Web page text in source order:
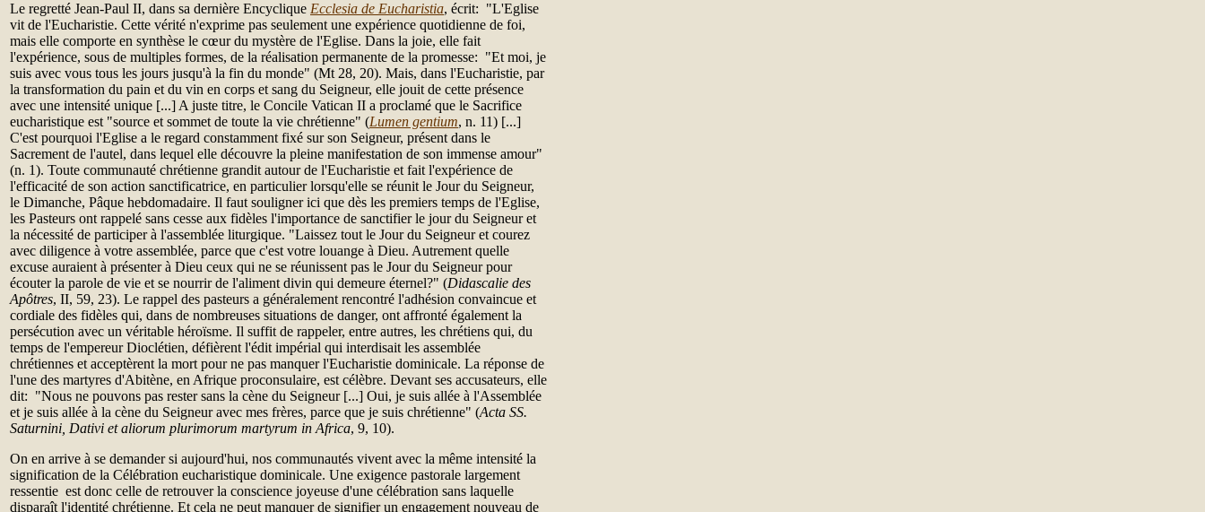
Le regretté Jean-Paul II, dans sa dernière Encyclique Ecclesia de Eucharistia, écrit: "L'Eglise
vit de l'Eucharistie. Cette vérité n'exprime pas seulement une expérience quotidienne de foi,
mais elle comporte en synthèse le cœur du mystère de l'Eglise. Dans la joie, elle fait
l'expérience, sous de multiples formes, de la réalisation permanente de la promesse: "Et moi, je
suis avec vous tous les jours jusqu'à la fin du monde" (Mt 28, 20). Mais, dans l'Eucharistie, par
la transformation du pain et du vin en corps et sang du Seigneur, elle jouit de cette présence
avec une intensité unique [...] A juste titre, le Concile Vatican II a proclamé que le Sacrifice
eucharistique est "source et sommet de toute la vie chrétienne" (Lumen gentium, n. 11) [...]
C'est pourquoi l'Eglise a le regard constamment fixé sur son Seigneur, présent dans le
Sacrement de l'autel, dans lequel elle découvre la pleine manifestation de son immense amour"
(n. 1). Toute communauté chrétienne grandit autour de l'Eucharistie et fait l'expérience de
l'efficacité de son action sanctificatrice, en particulier lorsqu'elle se réunit le Jour du Seigneur,
le Dimanche, Pâque hebdomadaire. Il faut souligner ici que dès les premiers temps de l'Eglise,
les Pasteurs ont rappelé sans cesse aux fidèles l'importance de sanctifier le jour du Seigneur et
la nécessité de participer à l'assemblée liturgique. "Laissez tout le Jour du Seigneur et courez
avec diligence à votre assemblée, parce que c'est votre louange à Dieu. Autrement quelle
excuse auraient à présenter à Dieu ceux qui ne se réunissent pas le Jour du Seigneur pour
écouter la parole de vie et se nourrir de l'aliment divin qui demeure éternel?" (Didascalie des
Apôtres, II, 59, 23). Le rappel des pasteurs a généralement rencontré l'adhésion convaincue et
cordiale des fidèles qui, dans de nombreuses situations de danger, ont affronté également la
persécution avec un véritable héroïsme. Il suffit de rappeler, entre autres, les chrétiens qui, du
temps de l'empereur Dioclétien, défièrent l'édit impérial qui interdisait les assemblée
chrétiennes et acceptèrent la mort pour ne pas manquer l'Eucharistie dominicale. La réponse de
l'une des martyres d'Abitène, en Afrique proconsulaire, est célèbre. Devant ses accusateurs, elle
dit: "Nous ne pouvons pas rester sans la cène du Seigneur [...] Oui, je suis allée à l'Assemblée
et je suis allée à la cène du Seigneur avec mes frères, parce que je suis chrétienne" (Acta SS.
Saturnini, Dativi et aliorum plurimorum martyrum in Africa, 9, 10).
On en arrive à se demander si aujourd'hui, nos communautés vivent avec la même intensité la
signification de la Célébration eucharistique dominicale. Une exigence pastorale largement
ressentie est donc celle de retrouver la conscience joyeuse d'une célébration sans laquelle
disparaît l'identité chrétienne. Et cela ne peut manquer de signifier un engagement nouveau de